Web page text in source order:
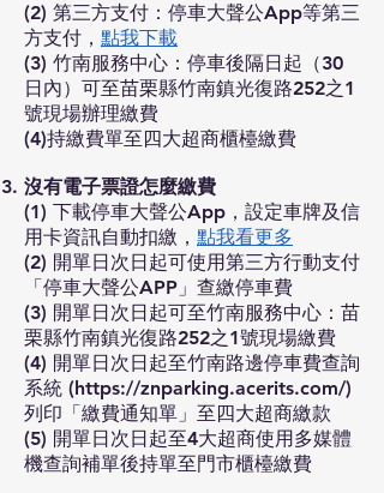
(2) 第三方支付：停車大聲公App等第三
方支付， 點我下載
(3) 竹南服務中心：停車後隔日起（30
日內）可至苗栗縣竹南鎮光復路252之1
號現場辦理繳費
(4)持繳費單至四大超商櫃檯繳費
沒有電子票證怎麼繳費
(1) 下載停車大聲公App，設定車牌及信
用卡資訊自動扣繳， 點我看更多
(2) 開單日次日起可使用第三方行動支付
「停車大聲公APP」查繳停車費
(3) 開單日次日起可至竹南服務中心：苗
栗縣竹南鎮光復路252之1號現場繳費
(4) 開單日次日起至竹南路邊停車費查詢
系統 (https://znparking.acerits.com/)
列印「繳費通知單」至四大超商繳款
(5) 開單日次日起至4大超商使用多媒體
機查詢補單後持單至門市櫃檯繳費